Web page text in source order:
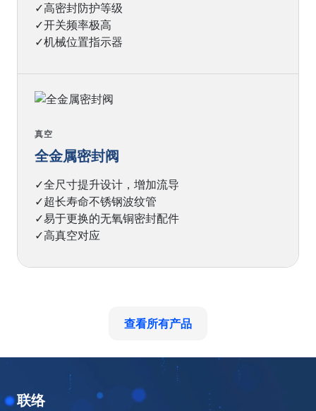
✓高密封防护等级
✓开关频率极高
✓机械位置指示器
真空
全金属密封阀
✓全尺寸提升设计，增加流导
✓超长寿命不锈钢波纹管
✓易于更换的无氧铜密封配件
✓高真空对应
查看所有产品